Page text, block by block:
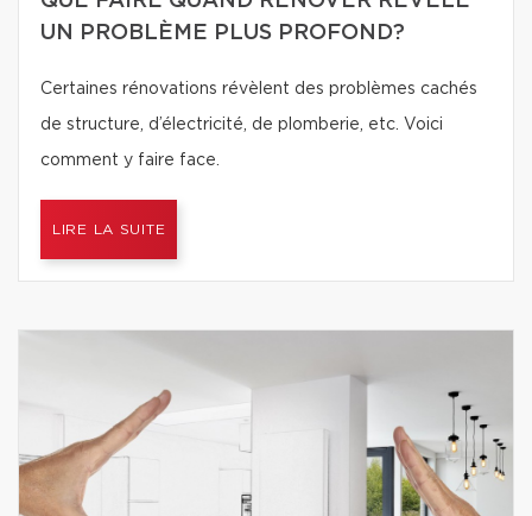
UN PROBLÈME PLUS PROFOND?
Certaines rénovations révèlent des problèmes cachés
de structure, d’électricité, de plomberie, etc. Voici
comment y faire face.
LIRE LA SUITE